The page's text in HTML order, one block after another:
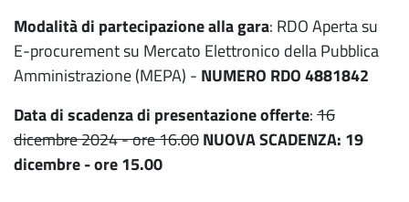
Modalità di partecipazione alla gara: RDO Aperta su
E-procurement su Mercato Elettronico della Pubblica
Amministrazione (MEPA) - NUMERO RDO 4881842
Data di scadenza di presentazione offerte:16
dicembre 2024 - ore 16.00NUOVA SCADENZA: 19
dicembre - ore 15.00